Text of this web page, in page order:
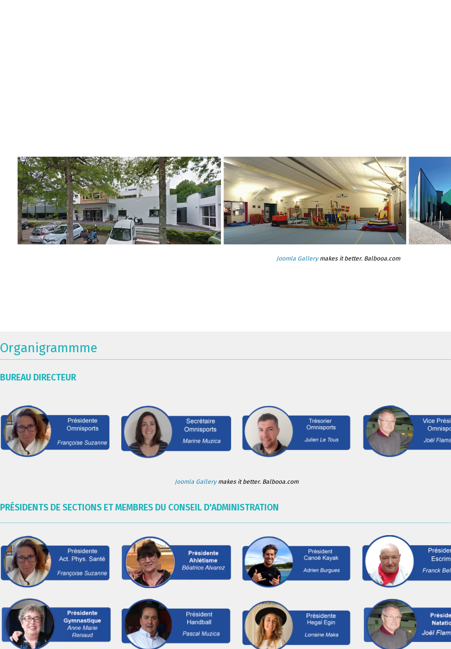
Joomla Gallerymakes it better. Balbooa.com
Organigrammme
BUREAU DIRECTEUR
Joomla Gallerymakes it better. Balbooa.com
PRÉSIDENTS DE SECTIONS ET MEMBRES DU CONSEIL D'ADMINISTRATION